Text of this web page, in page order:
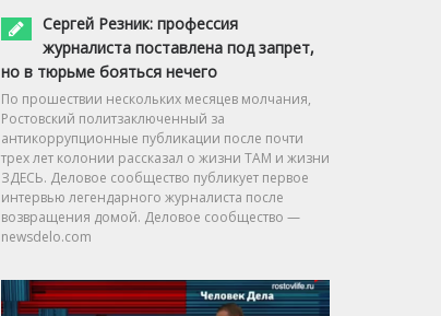
Сергей Резник: профессия
журналиста поставлена под запрет,
но в тюрьме бояться нечего
По прошествии нескольких месяцев молчания,
Ростовский политзаключенный за
антикоррупционные публикации после почти
трех лет колонии рассказал о жизни ТАМ и жизни
ЗДЕСЬ. Деловое сообщество публикует первое
интервью легендарного журналиста после
возвращения домой. Деловое сообщество —
newsdelo.com